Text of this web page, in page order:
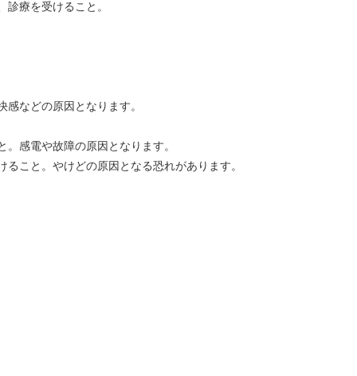
療を受けること。
などの原因となります。
感電や故障の原因となります。
こと。やけどの原因となる恐れがあります。